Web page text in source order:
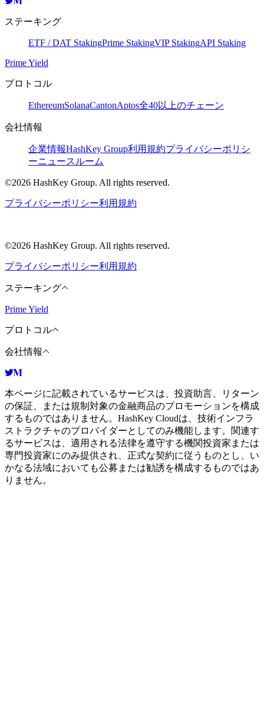
ステーキング
ETF / DAT StakingPrime StakingVIP StakingAPI Staking
Prime Yield
プロトコル
EthereumSolanaCantonAptos全40以上のチェーン
会社情報
企業情報HashKey Group利用規約プライバシーポリシ
ーニュースルーム
©2026 HashKey Group. All rights reserved.
プライバシーポリシー利用規約
©2026 HashKey Group. All rights reserved.
プライバシーポリシー利用規約
ステーキング
Prime Yield
プロトコル
会社情報
本ページに記載されているサービスは、投資助言、リターン
の保証、または規制対象の金融商品のプロモーションを構成
するものではありません。HashKey Cloudは、技術インフラ
ストラクチャのプロバイダーとしてのみ機能します。関連す
るサービスは、適用される法律を遵守する機関投資家または
専門投資家にのみ提供され、正式な契約に従うものとし、い
かなる法域においても公募または勧誘を構成するものではあ
りません。